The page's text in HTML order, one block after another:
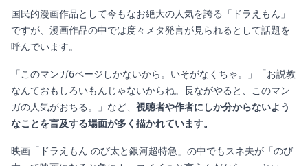
国民的漫画作品として今もなお絶大の人気を誇る「ドラえもん」
ですが、漫画作品の中では度々メタ発言が見られるとして話題を
呼んでいます。
「このマンガ6ページしかないから。いそがなくちゃ。」「お説教
なんておもしろいもんじゃないからね。長ながやると、このマン
ガの人気がおちる。」など、 視聴者や作者にしか分からないよう
なことを言及する場面が多く描かれています。
映画「ドラえもん のび太と銀河超特急」の中でもスネ夫が「のび